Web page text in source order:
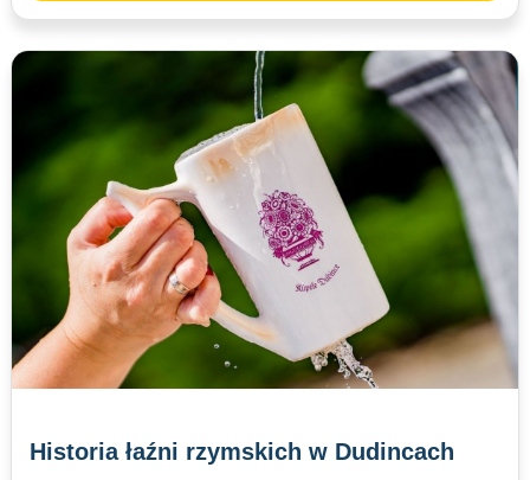
Historia łaźni rzymskich w Dudincach